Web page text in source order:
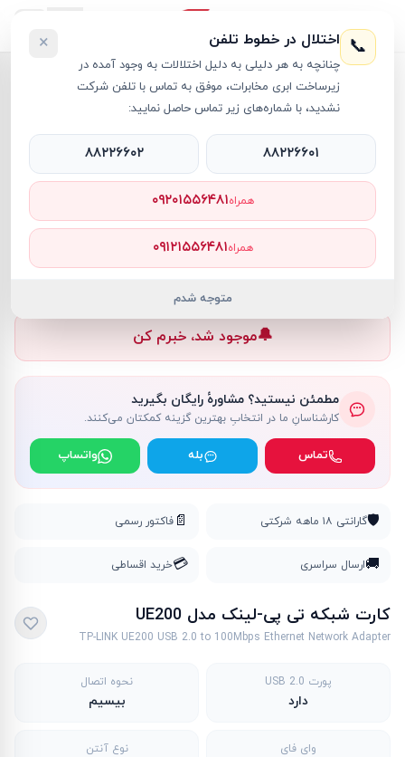
کارت شبکه ›کارت شبکه تی پی-لینک مدل UE200
کارت شبکه RT8436
ناموجود
🔔موجود شد، خبرم کن
مطمئن نیستید؟ مشاورهٔ رایگان بگیرید
کارشناسانِ ما در انتخابِ بهترین گزینه کمکتان می‌کنند.
تماس بله واتساپ
🛡️گارانتی ۱۸ ماهه شرکتی 📄 فاکتور رسمی
🚚ارسال سراسری 💳خرید اقساطی
کارت شبکه تی پی-لینک مدل UE200
TP-LINK UE200 USB 2.0 to 100Mbps Ethernet Network Adapter
پورت USB 2.0
دارد
نحوه اتصال
بیسیم
وای فای نوع آنتن
📞 اختلال در خطوط تلفن
چنانچه به هر دلیلی به دلیل اختلالات به وجود آمده در
زیرساخت ابری مخابرات، موفق به تماس با تلفن شرکت
نشدید، با شماره‌های زیر تماس حاصل نمایید:
×
۸۸۲۲۶۶۰۱ ۸۸۲۲۶۶۰۲
همراه۰۹۲۰۱۵۵۶۴۸۱
همراه۰۹۱۲۱۵۵۶۴۸۱
متوجه شدم